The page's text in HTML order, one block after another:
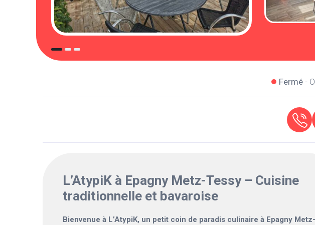
Fermé-
L’AtypiK à Epagny Metz-Tessy – Cuisine
traditionnelle et bavaroise
Bienvenue à L’AtypiK, un petit coin de paradis culinaire à Epagny Metz-